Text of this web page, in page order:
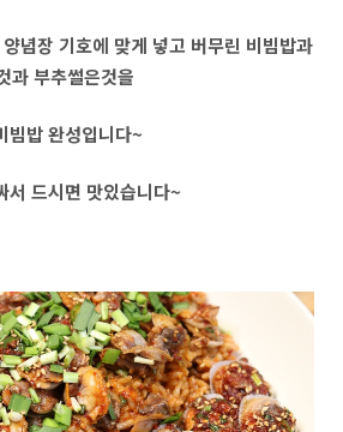
념장 기호에 맞게 넣고 버무린 비빔밥과
과 부추썰은것을
빔밥 완성입니다~
서 드시면 맛있습니다~